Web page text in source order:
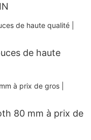
de haute
80 mm à prix de